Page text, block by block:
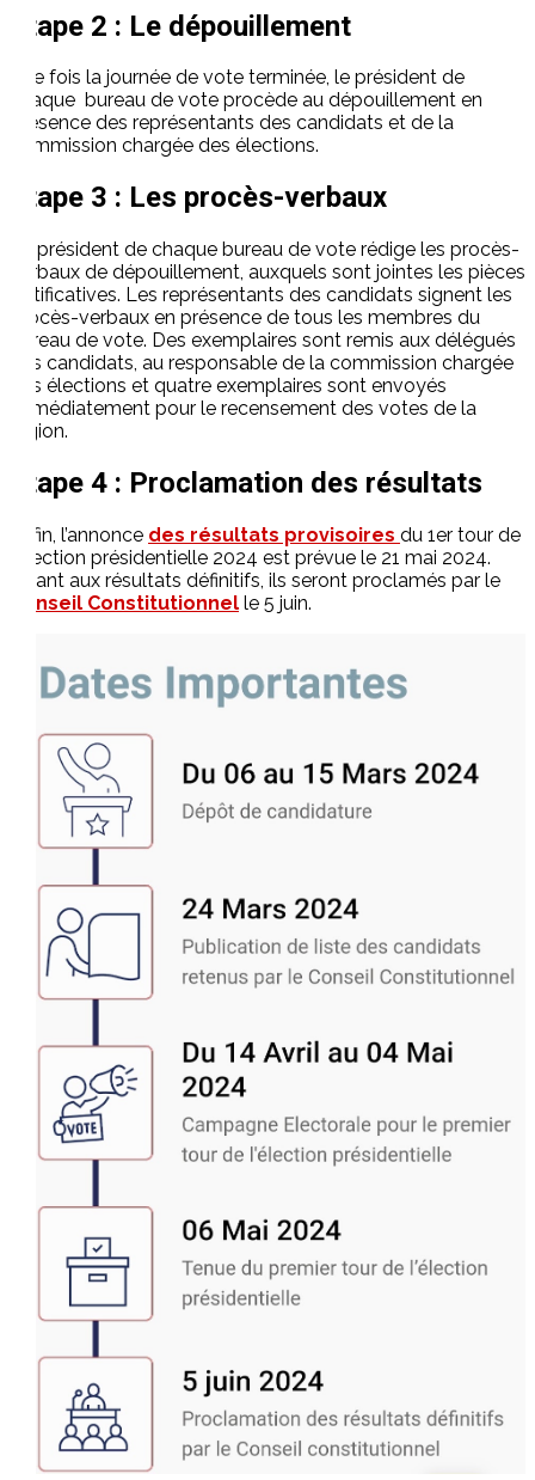
Etape 2 : Le dépouillement
Une fois la journée de vote terminée, le président de
chaque bureau de vote procède au dépouillement en
présence des représentants des candidats et de la
commission chargée des élections.
Etape 3 : Les procès-verbaux
Le président de chaque bureau de vote rédige les procès-
verbaux de dépouillement, auxquels sont jointes les pièces
justificatives. Les représentants des candidats signent les
procès-verbaux en présence de tous les membres du
bureau de vote. Des exemplaires sont remis aux délégués
des candidats, au responsable de la commission chargée
des élections et quatre exemplaires sont envoyés
immédiatement pour le recensement des votes de la
région.
Etape 4 : Proclamation des résultats
Enfin, l’annonce des résultats provisoires du 1er tour de
l’élection présidentielle 2024 est prévue le 21 mai 2024.
Quant aux résultats définitifs, ils seront proclamés par le
Conseil Constitutionnel le 5 juin.